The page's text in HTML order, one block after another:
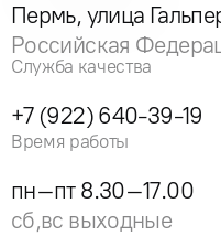
Пермь, улица
Российская
Служба качества
+7 (922) 640-39-19
Время работы
пн–пт 8.30–17.00
сб,вс выходные